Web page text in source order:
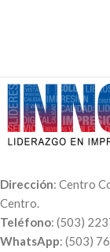
Pedido de 50
c/u
Pedido de 100
c/u
Dirección: Centro
Centro.
Teléfono: (503)
WhatsApp: (503)